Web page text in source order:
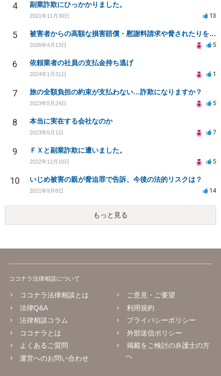
4 副業詐欺にひっかかりました。
2021年11月30日 13
5 被害者からの高額な損害賠償・慰謝料請求や脅されたりをやめてもらう方法
2026年4月13日 5
6 依頼業者の社員の支払金持ち逃げ
2024年1月31日 1
7 旅の全額負担の約束が支払わない…詐欺になりますか？
2023年5月24日 5
8 本当に実在する会社なのか
2023年5月1日 7
9 ＦＸと副業詐欺に遭いました。
2022年12月10日 5
10 いじめ被害の親が脅迫罪で告訴、今後の法的リスクは？
2021年9月8日 14
もっと見る
ココナラ法律相談について
ココナラ法律相談とは
法律Q&A
法律相談コラム
ココナラとは
よくあるご質問
運営へのお問い合わせ
ご意見・ご要望
利用規約
プライバシーポリシー
外部送信ポリシー
掲載をご検討の弁護士の方
へ